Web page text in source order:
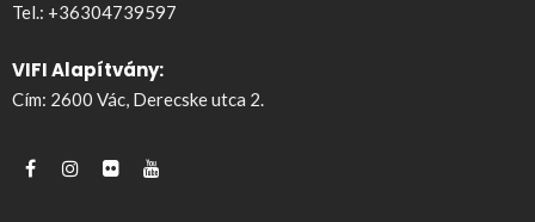
Tel.: +36304739597
VIFI Alapítvány:
Cím: 2600 Vác, Derecske utca 2.